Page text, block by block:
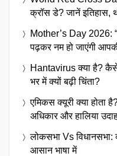
क्रॉस डे? जानें इतिहास,
Mother’s Day 2026:
पढ़कर नम हो जाएंगी
Hantavirus क्या है?
भर में क्यों बढ़ी चिंता?
एमिकस क्यूरी क्या होता
अधिकार और हालिया
लोकसभा Vs विधानसभा:
आसान भाषा में